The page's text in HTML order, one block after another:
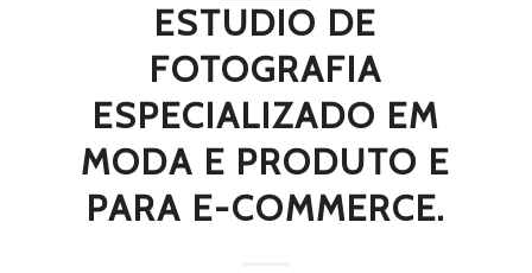
ESTUDIO DE
FOTOGRAFIA
ESPECIALIZADO EM
MODA E PRODUTO E
PARA E-COMMERCE.